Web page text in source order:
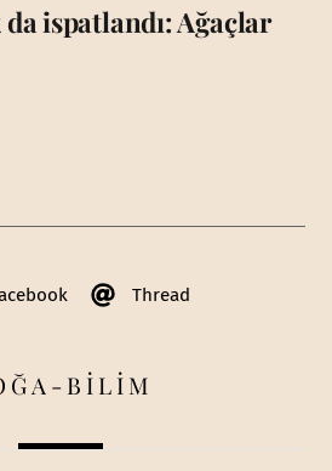
ispatlandı: Ağaçlar
Thread
BİLİM